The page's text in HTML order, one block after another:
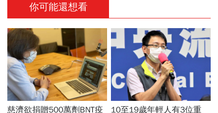
你可能還想看
慈濟欲捐贈500萬劑BNT疫
10至19歲年輕人有3位重